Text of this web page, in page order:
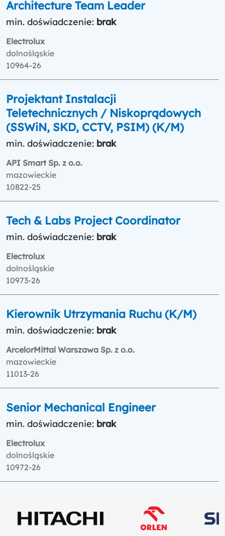
Architecture Team Leader
min. doświadczenie: brak
Electrolux
dolnośląskie
10964-26
Projektant Instalacji
Teletechnicznych / Niskoprądowych
(SSWiN, SKD, CCTV, PSIM) (K/M)
min. doświadczenie: brak
API Smart Sp. z o.o.
mazowieckie
10822-25
Tech & Labs Project Coordinator
min. doświadczenie: brak
Electrolux
dolnośląskie
10973-26
Kierownik Utrzymania Ruchu (K/M)
min. doświadczenie: brak
ArcelorMittal Warszawa Sp. z o.o.
mazowieckie
11013-26
Senior Mechanical Engineer
min. doświadczenie: brak
Electrolux
dolnośląskie
10972-26